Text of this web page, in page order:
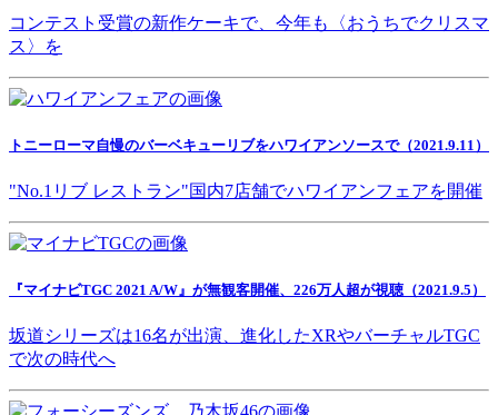
コンテスト受賞の新作ケーキで、今年も〈おうちでクリスマ
ス〉を
トニーローマ自慢のバーベキューリブをハワイアンソースで（2021.9.11）
"No.1リブ レストラン"国内7店舗でハワイアンフェアを開催
『マイナビTGC 2021 A/W』が無観客開催、226万人超が視聴（2021.9.5）
坂道シリーズは16名が出演、進化したXRやバーチャルTGC
で次の時代へ